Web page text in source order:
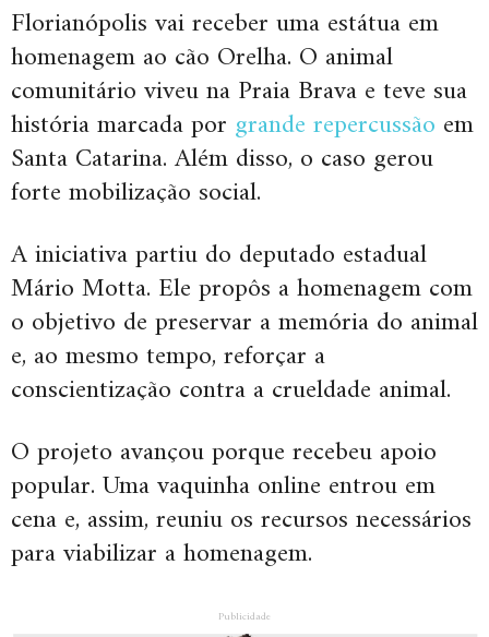
Florianópolis vai receber uma estátua em
homenagem ao cão Orelha. O animal
comunitário viveu na Praia Brava e teve sua
história marcada por grande repercussão em
Santa Catarina. Além disso, o caso gerou
forte mobilização social.
A iniciativa partiu do deputado estadual
Mário Motta. Ele propôs a homenagem com
o objetivo de preservar a memória do animal
e, ao mesmo tempo, reforçar a
conscientização contra a crueldade animal.
O projeto avançou porque recebeu apoio
popular. Uma vaquinha online entrou em
cena e, assim, reuniu os recursos necessários
para viabilizar a homenagem.
Publicidade